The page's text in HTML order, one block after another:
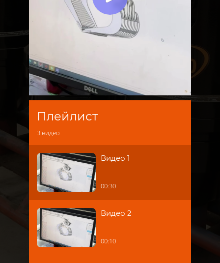
Плейлист
3 видео
Видео 1
00:30
Видео 2
00:10